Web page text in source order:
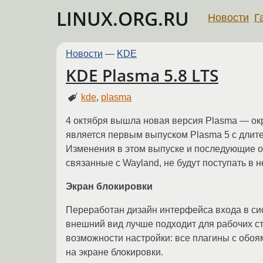
LINUX.ORG.RU Новости
Новости — KDE
KDE Plasma 5.8 LTS
kde, plasma
4 октября вышла новая версия Plasma —
является первым выпуском Plasma 5 с
Изменения в этом выпуске и последующие
связанные с Wayland, не будут поступать в
Экран блокировки
Переработан дизайн интерфейса входа в
внешний вид лучше подходит для рабочих
возможности настройки: все плагины с
на экране блокировки.